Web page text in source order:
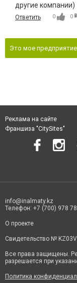
другие компании)
Ответить 0 0
Это мое предприятие
Реклама на сайте
Франшиза "CitySites"
info@inalmaty.kz
Телефон: +7 (700) 978
О проекте
Свидетельство №
Все права защищены.
разрешается при
Политика